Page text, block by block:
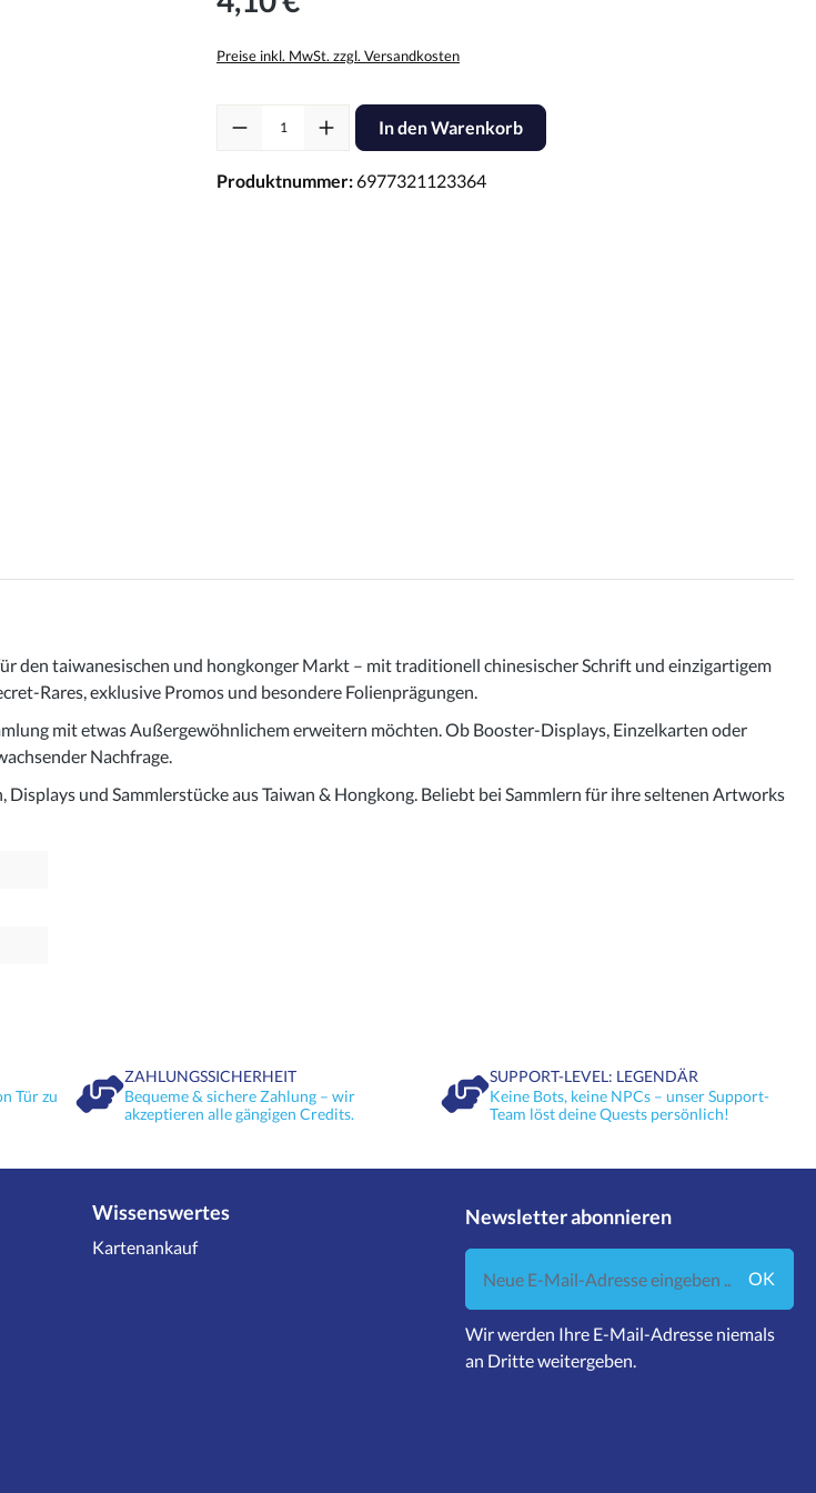
Preise inkl. MwSt. zzgl. Versandkosten
Produkt Anzahl: Gib den gewünschten Wert ein oder benutze die Schaltflächen
In den Warenkorb
Produktnummer:6977321123364
den taiwanesischen und hongkonger Markt – mit traditionell chinesischer Schrift und einzigartigem
Rares, exklusive Promos und besondere Folienprägungen.
mit etwas Außergewöhnlichem erweitern möchten. Ob Booster-Displays, Einzelkarten oder
Nachfrage.
und Sammlerstücke aus Taiwan & Hongkong. Beliebt bei Sammlern für ihre seltenen Artworks
Tür zu
ZAHLUNGSSICHERHEIT
Bequeme & sichere Zahlung – wir
akzeptieren alle gängigen Credits.
SUPPORT-LEVEL: LEGENDÄR
Keine Bots, keine NPCs – unser Support-
Team löst deine Quests persönlich!
Wissenswertes
Kartenankauf
Newsletter abonnieren
Neue E-Mail-Adresse eingeben ...
OK
Wir werden Ihre E-Mail-Adresse niemals
an Dritte weitergeben.